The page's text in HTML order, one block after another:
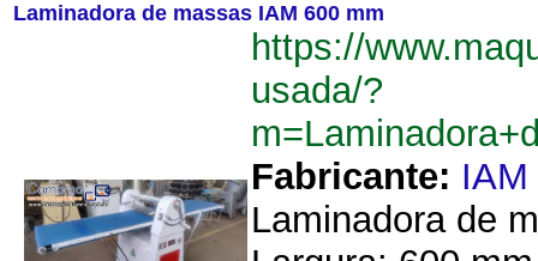
Laminadora de massas IAM 600 mm
https://
usada/?
Fabricante: IAM
Laminadora de